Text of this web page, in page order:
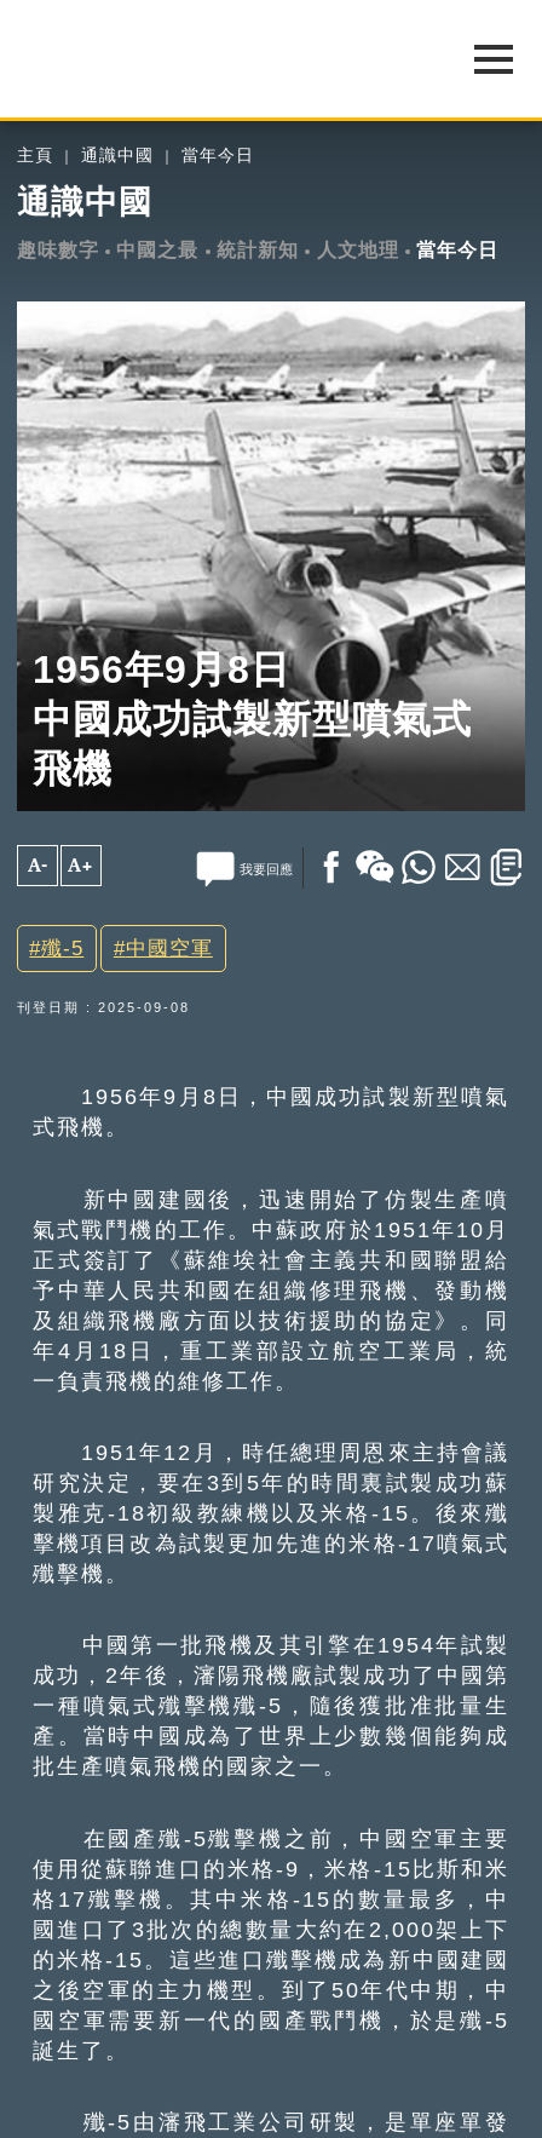
主頁 通識中國 當年今日
通識中國
趣味數字 中國之最 統計新知 人文地理 當年今日
1956年9月8日
中國成功試製新型噴氣式
飛機
A- A+ 我要回應
殲-5 中國空軍
刊登日期 : 2025-09-08
1956年9月8日，中國成功試製新型噴氣
式飛機。
新中國建國後，迅速開始了仿製生產噴
氣式戰鬥機的工作。中蘇政府於1951年10月
正式簽訂了《蘇維埃社會主義共和國聯盟給
予中華人民共和國在組織修理飛機、發動機
及組織飛機廠方面以技術援助的協定》。同
年4月18日，重工業部設立航空工業局，統
一負責飛機的維修工作。
1951年12月，時任總理周恩來主持會議
研究決定，要在3到5年的時間裏試製成功蘇
製雅克-18初級教練機以及米格-15。後來殲
擊機項目改為試製更加先進的米格-17噴氣式
殲擊機。
中國第一批飛機及其引擎在1954年試製
成功，2年後，瀋陽飛機廠試製成功了中國第
一種噴氣式殲擊機殲-5，隨後獲批准批量生
產。當時中國成為了世界上少數幾個能夠成
批生產噴氣飛機的國家之一。
在國產殲-5殲擊機之前，中國空軍主要
使用從蘇聯進口的米格-9，米格-15比斯和米
格17殲擊機。其中米格-15的數量最多，中
國進口了3批次的總數量大約在2,000架上下
的米格-15。這些進口殲擊機成為新中國建國
之後空軍的主力機型。到了50年代中期，中
國空軍需要新一代的國產戰鬥機，於是殲-5
誕生了。
殲-5由瀋飛工業公司研製，是單座單發